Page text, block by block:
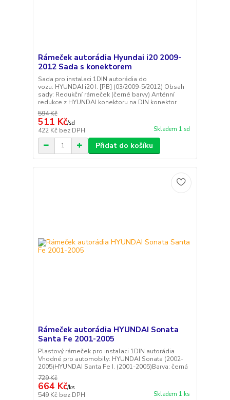
Rámeček autorádia Hyundai i20 2009-
2012 Sada s konektorem
Sada pro instalaci 1DIN autorádia do
vozu: HYUNDAI i20 I. [PB] (03/2009-5/2012) Obsah
sady: Redukční rámeček (černé barvy) Anténní
redukce z HYUNDAI konektoru na DIN konektor
594 Kč
511 Kč/sd
422 Kč bez DPH Skladem 1 sd
Přidat do košíku
Rámeček autorádia HYUNDAI Sonata
Santa Fe 2001-2005
Plastový rámeček pro instalaci 1DIN autorádia
Vhodné pro automobily: HYUNDAI Sonata (2002-
2005)HYUNDAI Santa Fe I. (2001-2005)Barva: černá
729 Kč
664 Kč/ks
549 Kč bez DPH Skladem 1 ks